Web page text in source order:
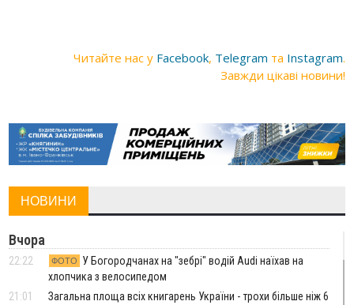
Читайте нас у Facebook, Telegram та Instagram.
Завжди цікаві новини!
НОВИНИ
Вчора
22:22 ФОТО
У Богородчанах на "зебрі" водій Audi наїхав на
хлопчика з велосипедом
21:01
Загальна площа всіх книгарень України - трохи більше ніж 6